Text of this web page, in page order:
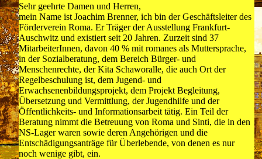
Sehr geehrte Damen und Herren,
mein Name ist Joachim Brenner, ich bin der Geschäftsleiter des
Förderverein Roma. Er Träger der Ausstellung Frankfurt-
Auschwitz und existiert seit 20 Jahren. Zurzeit sind 37
MitarbeiterInnen, davon 40 % mit romanes als Muttersprache,
in der Sozialberatung, dem Bereich Bürger- und
Menschenrechte, der Kita Schaworalle, die auch Ort der
Regelbeschulung ist, dem Jugend- und
Erwachsenenbildungsprojekt, dem Projekt Begleitung,
Übersetzung und Vermittlung, der Jugendhilfe und der
Öffentlichkeits- und Informationsarbeit tätig. Ein Teil der
Beratung nimmt die Betreuung von Roma und Sinti, die in den
NS-Lager waren sowie deren Angehörigen und die
Entschädigungsanträge für Überlebende, von denen es nur
noch wenige gibt, ein.